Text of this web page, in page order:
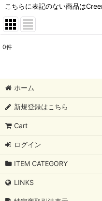
こちらに表記のない商品は
0件
ホーム
新規登録はこちら
Cart
ログイン
ITEM CATEGORY
LINKS